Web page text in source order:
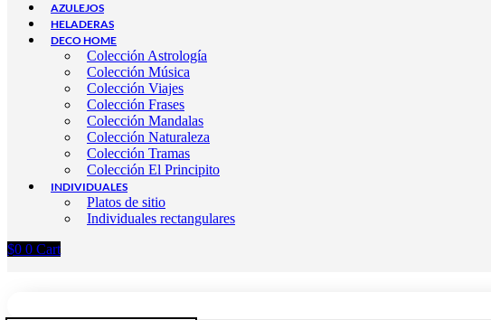
AZULEJOS
HELADERAS
DECO HOME
Colección Astrología
Colección Música
Colección Viajes
Colección Frases
Colección Mandalas
Colección Naturaleza
Colección Tramas
Colección El Principito
INDIVIDUALES
Platos de sitio
Individuales rectangulares
$0 0 Cart